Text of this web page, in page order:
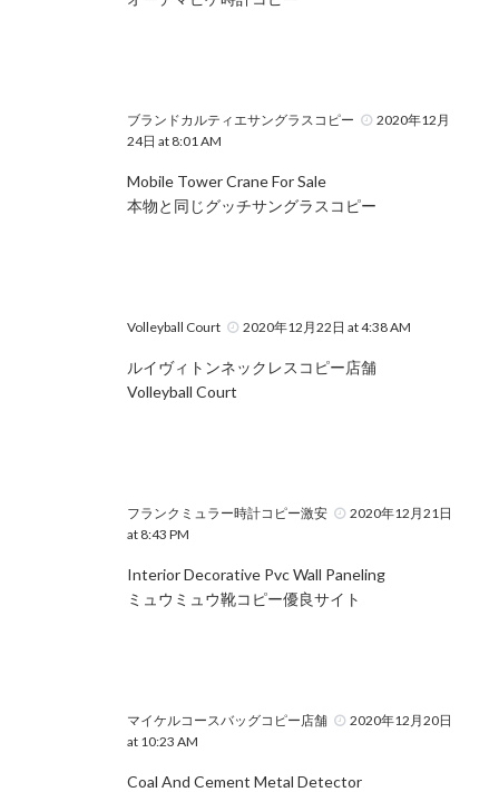
ブランドカルティエサングラスコピー
2020年12月
24日 at 8:01 AM
Mobile Tower Crane For Sale
本物と同じグッチサングラスコピー
Volleyball Court 2020年12月22日 at 4:38 AM
ルイヴィトンネックレスコピー店舗
Volleyball Court
フランクミュラー時計コピー激安
2020年12月21日
at 8:43 PM
Interior Decorative Pvc Wall Paneling
ミュウミュウ靴コピー優良サイト
マイケルコースバッグコピー店舗
2020年12月20日
at 10:23 AM
Coal And Cement Metal Detector